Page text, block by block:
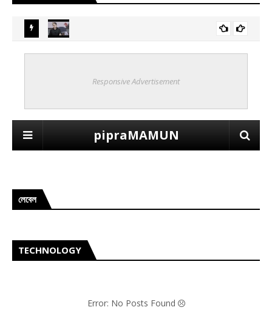
লেবেল
TECHNOLOGY
Error: No Posts Found